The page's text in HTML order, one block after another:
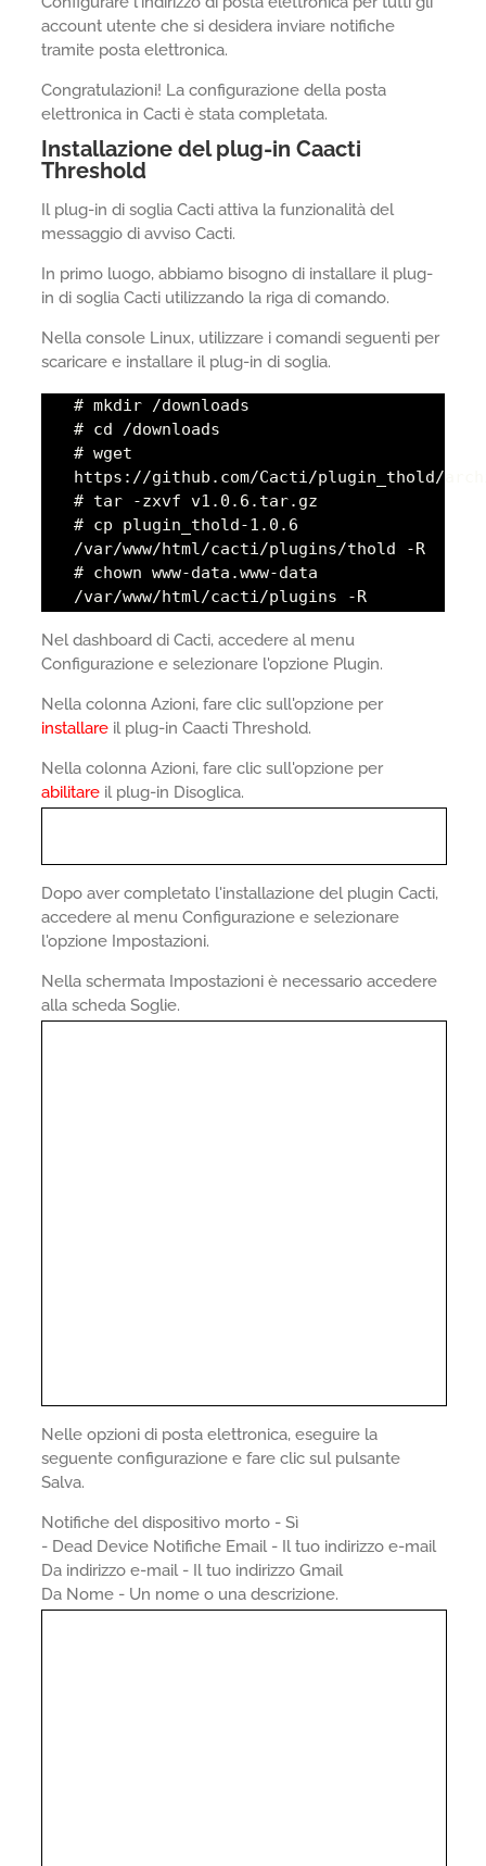
account utente che si desidera inviare notifiche
tramite posta elettronica.
Congratulazioni! La configurazione della posta
elettronica in Cacti è stata completata.
Installazione del plug-in Caacti
Threshold
Il plug-in di soglia Cacti attiva la funzionalità del
messaggio di avviso Cacti.
In primo luogo, abbiamo bisogno di installare il plug-
in di soglia Cacti utilizzando la riga di comando.
Nella console Linux, utilizzare i comandi seguenti per
scaricare e installare il plug-in di soglia.
# mkdir /downloads
# cd /downloads
# wget
https://github.com/Cacti/plugin_thold/
# tar -zxvf v1.0.6.tar.gz
# cp plugin_thold-1.0.6
/var/www/html/cacti/plugins/thold -R
# chown www-data.www-data
/var/www/html/cacti/plugins -R
Nel dashboard di Cacti, accedere al menu
Configurazione e selezionare l'opzione Plugin.
Nella colonna Azioni, fare clic sull'opzione per
installare il plug-in Caacti Threshold.
Nella colonna Azioni, fare clic sull'opzione per
abilitare il plug-in Disoglica.
Dopo aver completato l'installazione del plugin Cacti,
accedere al menu Configurazione e selezionare
l'opzione Impostazioni.
Nella schermata Impostazioni è necessario accedere
alla scheda Soglie.
Nelle opzioni di posta elettronica, eseguire la
seguente configurazione e fare clic sul pulsante
Salva.
Notifiche del dispositivo morto - Sì
- Dead Device Notifiche Email - Il tuo indirizzo e-mail
Da indirizzo e-mail - Il tuo indirizzo Gmail
Da Nome - Un nome o una descrizione.